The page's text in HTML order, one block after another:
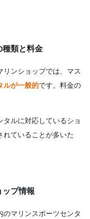
種類と料金
ンショップでは、マス
ルが一般的です。料金の
ルに対応しているショ
れていることが多いた
プ情報
マリンスポーツセンタ